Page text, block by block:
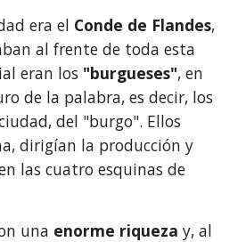
era el Conde de Flandes,
al frente de toda esta
eran los "burgueses", en
de la palabra, es decir, los
del "burgo". Ellos
dirigían la producción y
las cuatro esquinas de
una enorme riqueza y, al